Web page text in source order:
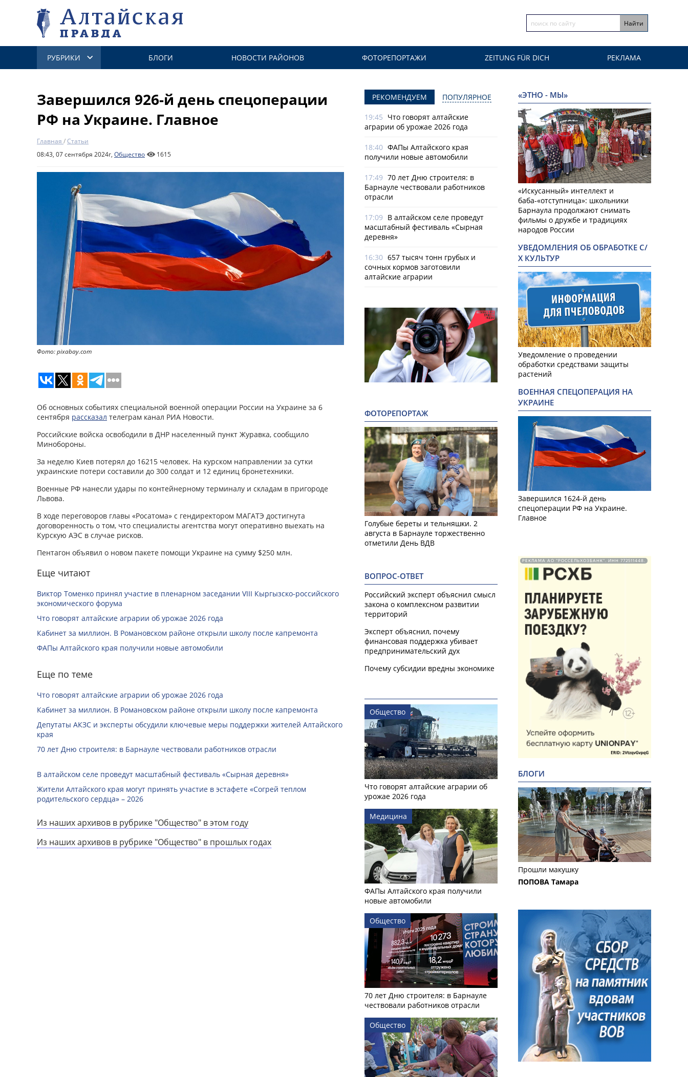
РУБРИКИ БЛОГИ НОВОСТИ РАЙОНОВ ФОТОРЕПОРТАЖИ ZEITUNG FÜR DICH РЕКЛАМА
Завершился 926-й день спецоперации
РФ на Украине. Главное
Главная /Статьи
08:43, 07 сентября 2024г, Общество 1615
Фото: pixabay.com
Об основных событиях специальной военной операции России на Украине за 6
сентября рассказал телеграм канал РИА Новости.
Российские войска освободили в ДНР населенный пункт Журавка, сообщило
Минобороны.
За неделю Киев потерял до 16215 человек. На курском направлении за сутки
украинские потери составили до 300 солдат и 12 единиц бронетехники.
Военные РФ нанесли удары по контейнерному терминалу и складам в пригороде
Львова.
В ходе переговоров главы «Росатома» с гендиректором МАГАТЭ достигнута
договоренность о том, что специалисты агентства могут оперативно выехать на
Курскую АЭС в случае рисков.
Пентагон объявил о новом пакете помощи Украине на сумму $250 млн.
Еще читают
Виктор Томенко принял участие в пленарном заседании VIII Кыргызско-российского
экономического форума
Что говорят алтайские аграрии об урожае 2026 года
Кабинет за миллион. В Романовском районе открыли школу после капремонта
ФАПы Алтайского края получили новые автомобили
Еще по теме
Что говорят алтайские аграрии об урожае 2026 года
Кабинет за миллион. В Романовском районе открыли школу после капремонта
Депутаты АКЗС и эксперты обсудили ключевые меры поддержки жителей Алтайского
края
70 лет Дню строителя: в Барнауле чествовали работников отрасли
В алтайском селе проведут масштабный фестиваль «Сырная деревня»
Жители Алтайского края могут принять участие в эстафете «Согрей теплом
родительского сердца» – 2026
Из наших архивов в рубрике "Общество" в этом году
Из наших архивов в рубрике "Общество" в прошлых годах
РЕКОМЕНДУЕМ ПОПУЛЯРНОЕ
19:45 Что говорят алтайские
аграрии об урожае 2026 года
18:40 ФАПы Алтайского края
получили новые автомобили
17:49 70 лет Дню строителя: в
Барнауле чествовали работников
отрасли
17:09 В алтайском селе проведут
масштабный фестиваль «Сырная
деревня»
16:30 657 тысяч тонн грубых и
сочных кормов заготовили
алтайские аграрии
ФОТОРЕПОРТАЖ
Голубые береты и тельняшки. 2
августа в Барнауле торжественно
отметили День ВДВ
ВОПРОС-ОТВЕТ
Российский эксперт объяснил смысл
закона о комплексном развитии
территорий
Эксперт объяснил, почему
финансовая поддержка убивает
предпринимательский дух
Почему субсидии вредны экономике
Общество
Что говорят алтайские аграрии об
урожае 2026 года
Медицина
ФАПы Алтайского края получили
новые автомобили
Общество
70 лет Дню строителя: в Барнауле
чествовали работников отрасли
Общество
«ЭТНО - МЫ»
«Искусанный» интеллект и
баба-«отступница»: школьники
Барнаула продолжают снимать
фильмы о дружбе и традициях
народов России
УВЕДОМЛЕНИЯ ОБ ОБРАБОТКЕ С/
Х КУЛЬТУР
Уведомление о проведении
обработки средствами защиты
растений
ВОЕННАЯ СПЕЦОПЕРАЦИЯ НА
УКРАИНЕ
Завершился 1624-й день
спецоперации РФ на Украине.
Главное
РЕКЛАМА АО "РОССЕЛЬХОЗБАНК". ИНН 772511448.
БЛОГИ
Прошли макушку
ПОПОВА Тамара